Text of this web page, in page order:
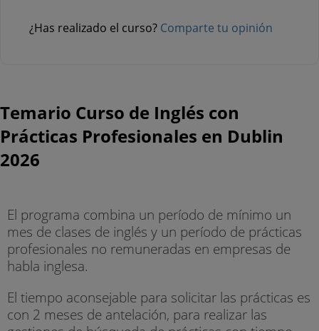
¿Has realizado el curso? Comparte tu opinión
Temario Curso de Inglés con
Prácticas Profesionales en Dublin
2026
El programa combina un período de mínimo un
mes de clases de inglés y un período de prácticas
profesionales no remuneradas en empresas de
habla inglesa.
El tiempo aconsejable para solicitar las prácticas es
con 2 meses de antelación, para realizar las